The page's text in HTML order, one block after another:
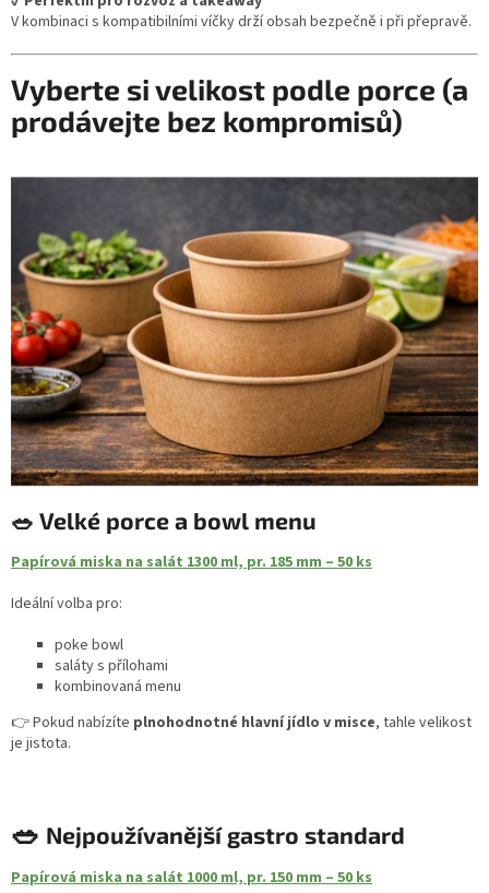
V kombinaci s kompatibilními víčky drží obsah bezpečně i při přepravě.
Vyberte si velikost podle porce (a
prodávejte bez kompromisů)
🥗 Velké porce a bowl menu
Papírová miska na salát 1300 ml, pr. 185 mm – 50 ks
Ideální volba pro:
poke bowl
saláty s přílohami
kombinovaná menu
👉 Pokud nabízíte plnohodnotné hlavní jídlo v misce, tahle velikost
je jistota.
🥗 Nejpoužívanější gastro standard
Papírová miska na salát 1000 ml, pr. 150 mm – 50 ks